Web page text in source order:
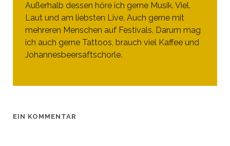
Außerhalb dessen höre ich gerne Musik. Viel.
Laut und am liebsten Live. Auch gerne mit
mehreren Menschen auf Festivals. Darum mag
ich auch gerne Tattoos, brauch viel Kaffee und
Johannesbeersaftschorle.
EIN KOMMENTAR